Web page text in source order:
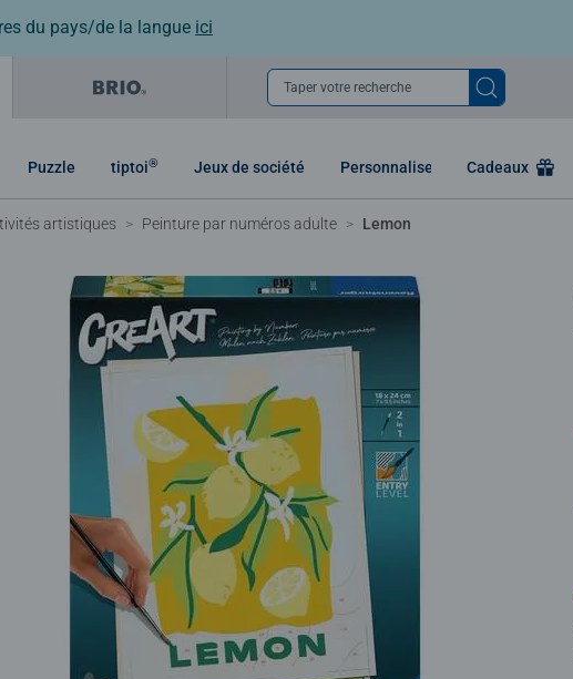
du pays/de la langue ici
Taper votre recherche
Puzzle tiptoi® Jeux de société Personnaliser Cadeaux
artistiques Peinture par numéros adulte Lemon